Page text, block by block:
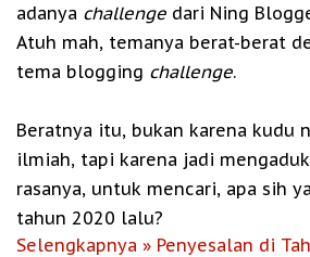
adanya challenge dari Ning
Atuh mah, temanya berat-berat
tema blogging challenge.
Beratnya itu, bukan karena kudu
ilmiah, tapi karena jadi
rasanya, untuk mencari, apa sih
tahun 2020 lalu?
Selengkapnya » Penyesalan di